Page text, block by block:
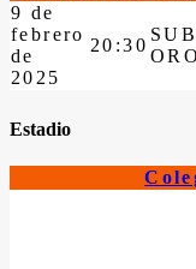
9 de
febrero
de
2025
20:30
ORO
Estadio